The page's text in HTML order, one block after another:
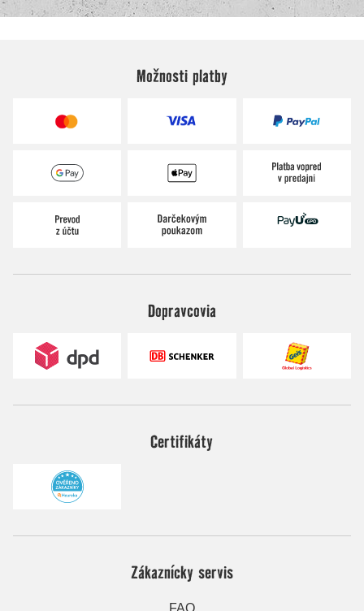
Možnosti platby
Dopravcovia
Certifikáty
Zákaznícky servis
FAQ